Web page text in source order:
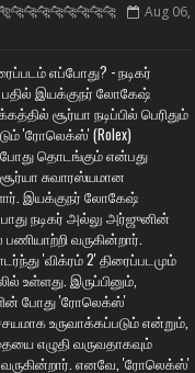
Aug 06,
எப்போது? - நடிகர்
பதில் இயக்குநர் லோகேஷ்
சூர்யா நடிப்பில் பெரிதும்
'ரோலெக்ஸ்' (Rolex)
தொடங்கும் என்பது
சூர்யா சுவாரஸ்யமான
இயக்குநர் லோகேஷ்
நடிகர் அல்லு அர்ஜுனின்
வருகின்றார்.
'விக்ரம் 2' திரைப்படமும்
உள்ளது. இருப்பினும்,
போது 'ரோலெக்ஸ்'
உருவாக்கப்படும் என்றும்,
எழுதி வருவதாகவும்
எனவே, 'ரோலெக்ஸ்'